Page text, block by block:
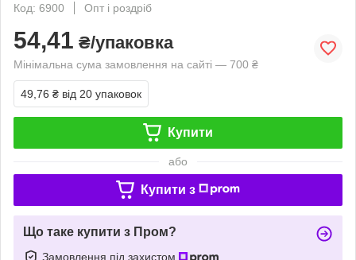
Код: 6900
Опт і роздріб
54,41 ₴/упаковка
Мінімальна сума замовлення на сайті — 700 ₴
49,76 ₴ від 20 упаковок
Купити
або
Купити з
Що таке купити з Пром?
Замовлення під захистом